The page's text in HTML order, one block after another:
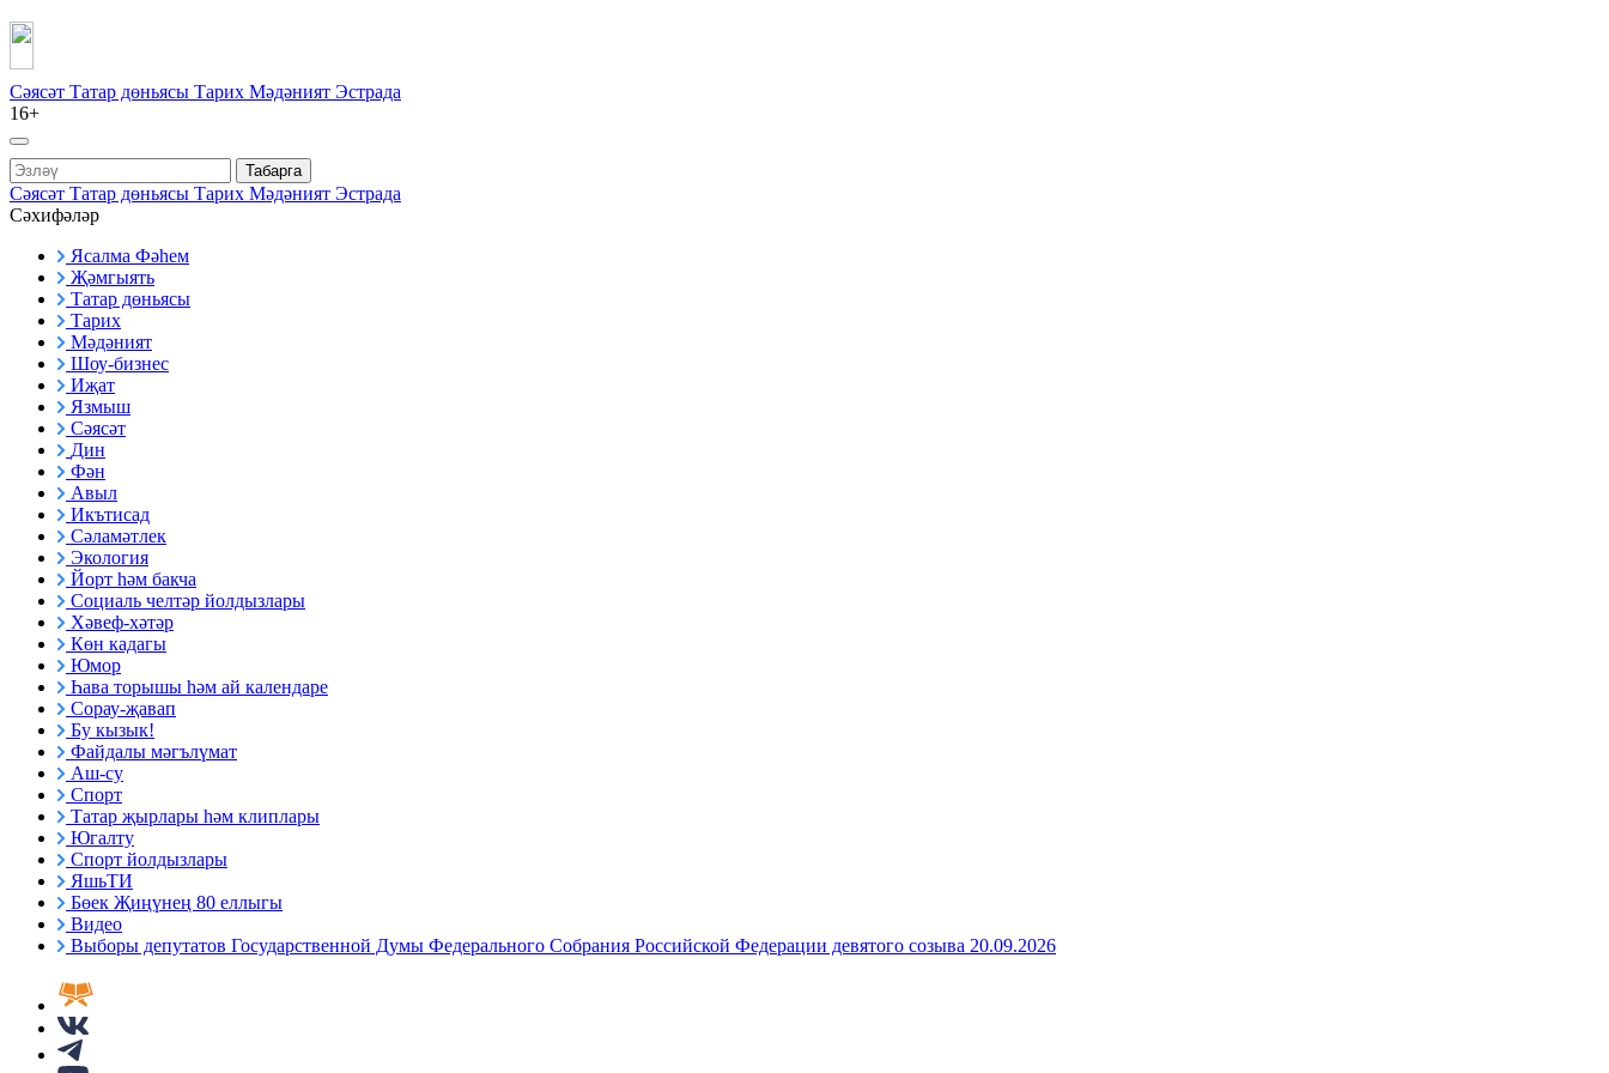
Сәясәт Татар дөньясы Тарих Мәдәният Эстрада
16+
Табарга
Сәясәт Татар дөньясы Тарих Мәдәният Эстрада
Сәхифәләр
Ясалма Фәһем
Җәмгыять
Татар дөньясы
Тарих
Мәдәният
Шоу-бизнес
Иҗат
Язмыш
Сәясәт
Дин
Фән
Авыл
Икътисад
Сәламәтлек
Экология
Йорт һәм бакча
Социаль челтәр йолдызлары
Хәвеф-хәтәр
Көн кадагы
Юмор
Һава торышы һәм ай календаре
Сорау-җавап
Бу кызык!
Файдалы мәгълүмат
Аш-су
Спорт
Татар җырлары һәм клиплары
Югалту
Спорт йолдызлары
ЯшьТИ
Бөек Җиңүнең 80 еллыгы
Видео
Выборы депутатов Государственной Думы Федерального Собрания Российской Федерации девятого созыва 20.09.2026